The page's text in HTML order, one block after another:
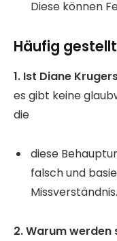
Diese können
Häufig
1. Ist Diane
es gibt keine
die
diese
falsch und
Missverständnis.
2. Warum